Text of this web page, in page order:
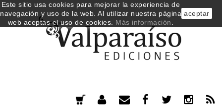
Este sitio usa cookies para mejorar la experiencia de
navegación y uso de la web. Al utilizar nuestra página
web aceptas el uso de cookies. Más información
aceptar